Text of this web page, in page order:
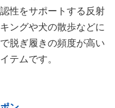
性をサポートする反射
ングや犬の散歩などに
脱ぎ履きの頻度が高い
テムです。